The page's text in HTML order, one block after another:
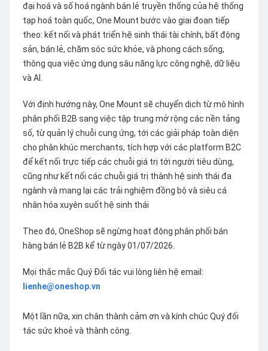
đại hoá và số hoá ngành bán lẻ truyền thống của hệ thống
tạp hoá toàn quốc, One Mount bước vào giai đoạn tiếp
theo: kết nối và phát triển hệ sinh thái tài chính, bất động
sản, bán lẻ, chăm sóc sức khỏe, và phong cách sống,
thông qua việc ứng dụng sâu năng lực công nghệ, dữ liệu
và AI.
Với định hướng này, One Mount sẽ chuyển dịch từ mô hình
phân phối B2B sang việc tập trung mở rộng các nền tảng
số, từ quản lý chuỗi cung ứng, tới các giải pháp toàn diện
cho phân khúc merchants, tích hợp với các platform B2C
để kết nối trực tiếp các chuỗi giá trị tới người tiêu dùng,
cũng như kết nối các chuỗi giá trị thành hệ sinh thái đa
ngành và mang lại các trải nghiệm đồng bộ và siêu cá
nhân hóa xuyên suốt hệ sinh thái
Theo đó, OneShop sẽ ngừng hoạt động phân phối bán
hàng bán lẻ B2B kể từ ngày 01/07/2026.
Mọi thắc mắc Quý Đối tác vui lòng liên hệ email:
lienhe@oneshop.vn
Một lần nữa, xin chân thành cảm ơn và kính chúc Quý đối
tác sức khoẻ và thành công.